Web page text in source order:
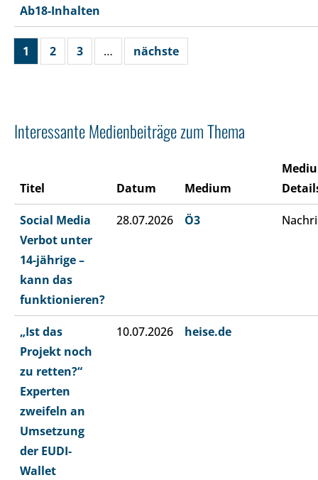
Ab18-Inhalten
1 2 3 … nächste
Interessante Medienbeiträge zum Thema
Titel Datum Medium
Social Media
Verbot unter
14-jährige –
kann das
funktionieren?
28.07.2026 Ö3
„Ist das
Projekt noch
zu retten?“
Experten
zweifeln an
Umsetzung
der EUDI-
Wallet
10.07.2026 heise.de